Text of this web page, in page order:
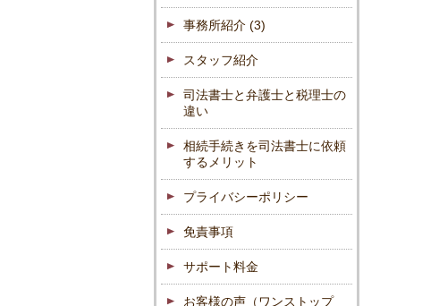
事務所紹介 (3)
スタッフ紹介
司法書士と弁護士と税理士の
違い
相続手続きを司法書士に依頼
するメリット
プライバシーポリシー
免責事項
サポート料金
お客様の声（ワンストップ